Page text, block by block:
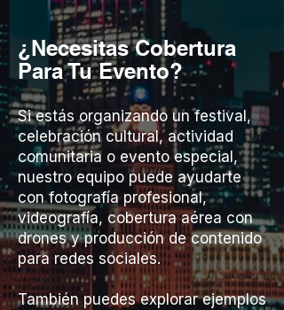
¿Necesitas Cobertura
Para Tu Evento?
Si estás organizando un festival,
celebración cultural, actividad
comunitaria o evento especial,
nuestro equipo puede ayudarte
con fotografía profesional,
videografía, cobertura aérea con
drones y producción de contenido
para redes sociales.
También puedes explorar ejemplos